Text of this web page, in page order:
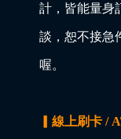
計，皆能量身
談，恕不接急
喔。
▎線上刷卡 /